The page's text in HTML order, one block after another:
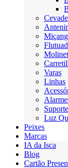
Varas
Linhas
Luz
Peixes
Marcas
IA da Isca
Blog
Cartão